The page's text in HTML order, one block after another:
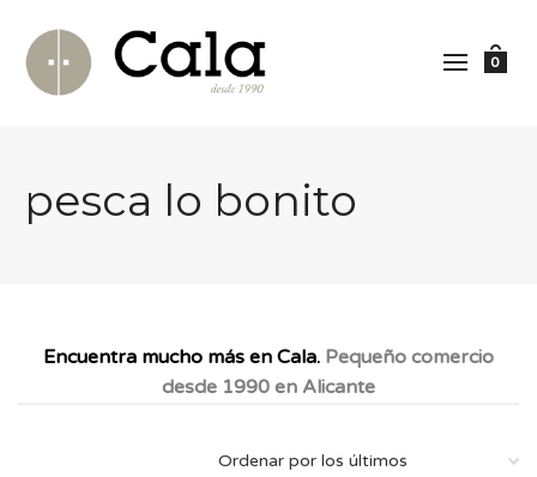
0
pesca lo bonito
Encuentra mucho más en Cala. Pequeño comercio
desde 1990 en Alicante